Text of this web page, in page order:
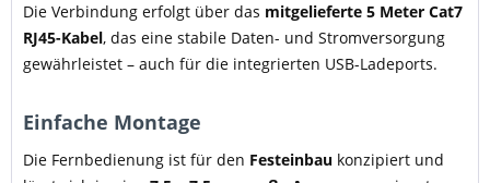
Die Verbindung erfolgt über das mitgelieferte 5 Meter Cat7
RJ45-Kabel, das eine stabile Daten- und Stromversorgung
gewährleistet – auch für die integrierten USB-Ladeports.
Einfache Montage
Die Fernbedienung ist für den Festeinbau konzipiert und